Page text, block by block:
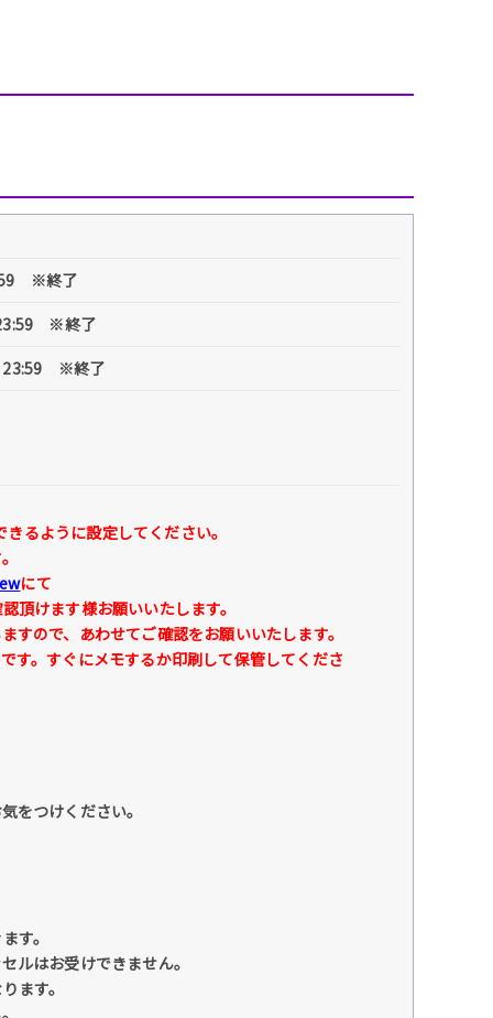
※終了
23:59 ※終了
) 23:59 ※終了
るように設定してください。
にて
けます様お願いいたします。
ので、あわせてご確認をお願いいたします。
す。すぐにメモするか印刷して保管してくださ
をつけください。
す。
ルはお受けできません。
ます。